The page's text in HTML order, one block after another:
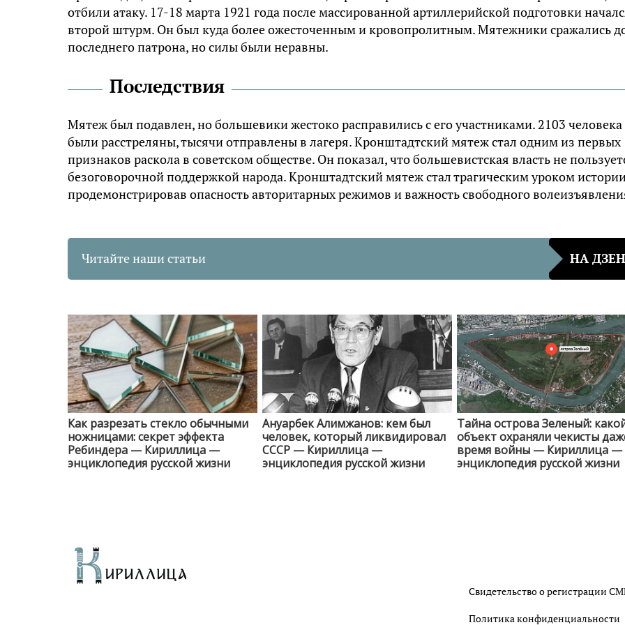
отбили атаку. 17-18 марта 1921 года после массированной артиллерийской подготовки
второй штурм. Он был куда более ожесточенным и кровопролитным. Мятежники сражались
последнего патрона, но силы были неравны.
Последствия
Мятеж был подавлен, но большевики жестоко расправились с его участниками. 2103 человека
были расстреляны, тысячи отправлены в лагеря. Кронштадтский мятеж стал одним из первых
признаков раскола в советском обществе. Он показал, что большевистская власть не
безоговорочной поддержкой народа. Кронштадтский мятеж стал трагическим уроком
продемонстрировав опасность авторитарных режимов и важность свободного
Читайте наши статьи НА ДЗЕН
Как разрезать стекло обычными
ножницами: секрет эффекта
Ребиндера — Кириллица —
энциклопедия русской жизни
Ануарбек Алимжанов: кем был
человек, который ликвидировал
СССР — Кириллица —
энциклопедия русской жизни
Тайна острова Зеленый:
объект охраняли чекисты
время войны — Кириллица —
энциклопедия русской жизни
Свидетельство о регистрации
Политика конфиденциальности